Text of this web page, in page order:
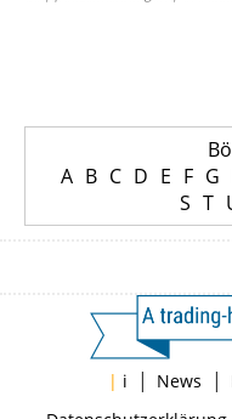
A B C D E F G
S T
| i | News |